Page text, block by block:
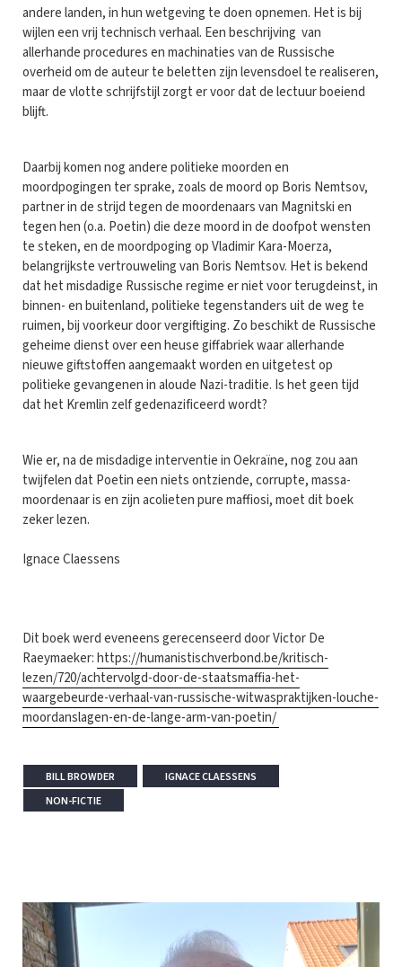
andere landen, in hun wetgeving te doen opnemen. Het is bij
wijlen een vrij technisch verhaal. Een beschrijving van
allerhande procedures en machinaties van de Russische
overheid om de auteur te beletten zijn levensdoel te realiseren,
maar de vlotte schrijfstijl zorgt er voor dat de lectuur boeiend
blijft.
Daarbij komen nog andere politieke moorden en
moordpogingen ter sprake, zoals de moord op Boris Nemtsov,
partner in de strijd tegen de moordenaars van Magnitski en
tegen hen (o.a. Poetin) die deze moord in de doofpot wensten
te steken, en de moordpoging op Vladimir Kara-Moerza,
belangrijkste vertrouweling van Boris Nemtsov. Het is bekend
dat het misdadige Russische regime er niet voor terugdeinst, in
binnen- en buitenland, politieke tegenstanders uit de weg te
ruimen, bij voorkeur door vergiftiging. Zo beschikt de Russische
geheime dienst over een heuse giffabriek waar allerhande
nieuwe giftstoffen aangemaakt worden en uitgetest op
politieke gevangenen in aloude Nazi-traditie. Is het geen tijd
dat het Kremlin zelf gedenazificeerd wordt?
Wie er, na de misdadige interventie in Oekraïne, nog zou aan
twijfelen dat Poetin een niets ontziende, corrupte, massa-
moordenaar is en zijn acolieten pure maffiosi, moet dit boek
zeker lezen.
Ignace Claessens
Dit boek werd eveneens gerecenseerd door Victor De
Raeymaeker:https://humanistischverbond.be/kritisch-
lezen/720/achtervolgd-door-de-staatsmaffia-het-
waargebeurde-verhaal-van-russische-witwaspraktijken-louche-
moordanslagen-en-de-lange-arm-van-poetin/
BILL BROWDER
IGNACE CLAESSENS
NON-FICTIE